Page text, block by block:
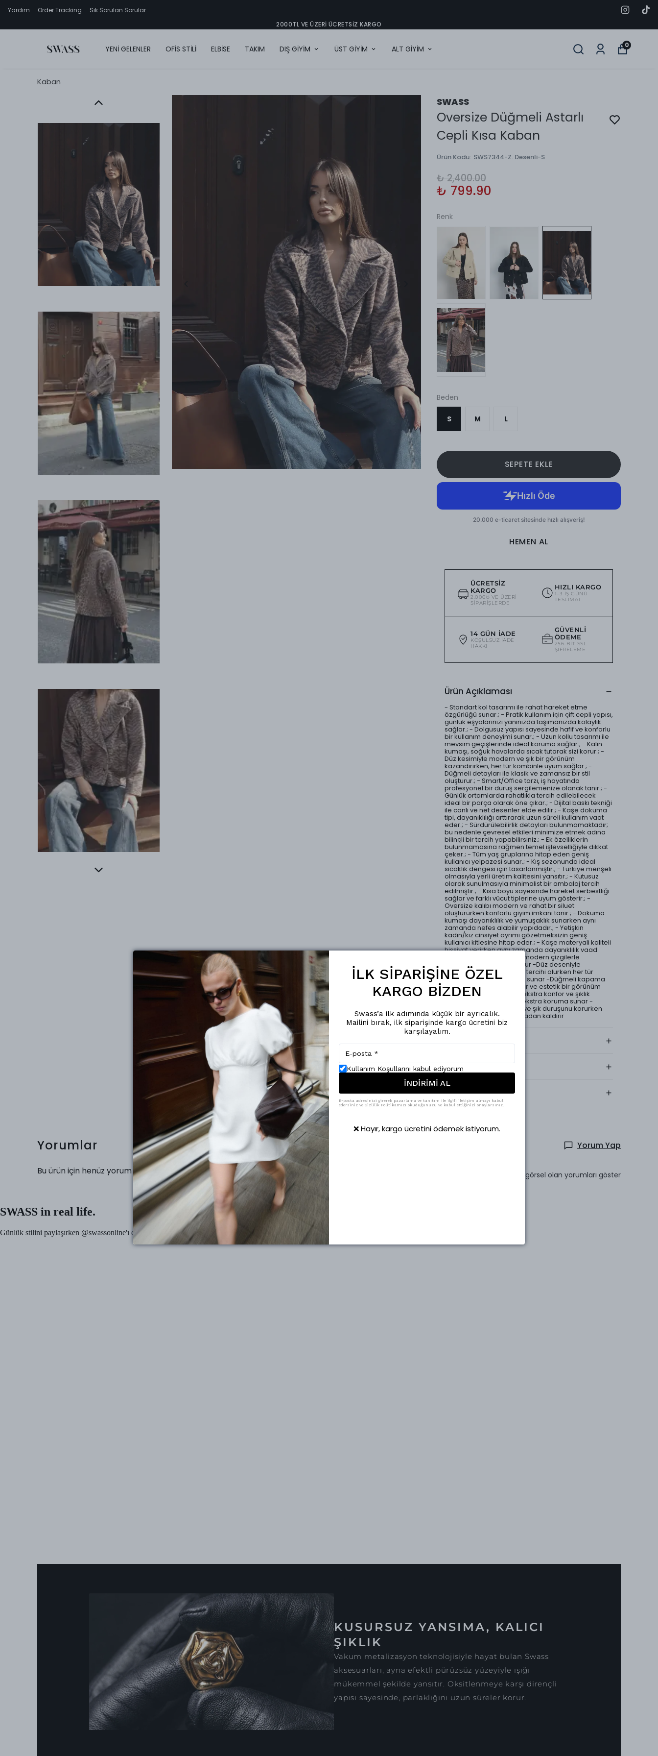
Yardım Order Tracking
Sık Sorulan Sorular
2000TL VE ÜZERI ÜCRETSIZ KARGO
YENİ GELENLER OFİS STİLİ ELBİSE TAKIM DIŞ GİYİM ÜST GİYİM ALT GİYİM 0
Kaban
SWASS
Oversize Düğmeli Astarlı
Cepli Kısa Kaban
Ürün Kodu: SWS7344-Z. Desenli-S
₺ 2,400.00
₺ 799.90
Renk
Beden
S M L
SEPETE EKLE
HEMEN AL
ÜCRETSIZ
KARGO
2.000₺ VE ÜZERI
SIPARIŞLERDE
HIZLI KARGO
1–3 IŞ GÜNÜ
TESLIMAT
14 GÜN İADE
KOŞULSUZ IADE
HAKKI
GÜVENLI
ÖDEME
256-BIT SSL
ŞIFRELEME
Ürün Açıklaması
- Standart kol tasarımı ile rahat hareket etme
özgürlüğü sunar.; - Pratik kullanım için çift cepli yapısı,
günlük eşyalarınızı yanınızda taşımanızda kolaylık
sağlar.; - Dolgusuz yapısı sayesinde hafif ve konforlu
bir kullanım deneyimi sunar.; - Uzun kollu tasarımı ile
mevsim geçişlerinde ideal koruma sağlar.; - Kalın
kumaşı, soğuk havalarda sıcak tutarak sizi korur.; -
Düz kesimiyle modern ve şık bir görünüm
kazandırırken, her tür kombinle uyum sağlar.; -
Düğmeli detayları ile klasik ve zamansız bir stil
oluşturur.; - Smart/Office tarzı, iş hayatında
profesyonel bir duruş sergilemenize olanak tanır.; -
Günlük ortamlarda rahatlıkla tercih edilebilecek
ideal bir parça olarak öne çıkar.; - Dijital baskı tekniği
ile canlı ve net desenler elde edilir.; - Kaşe dokuma
tipi, dayanıklılığı arttırarak uzun süreli kullanım vaat
eder.; - Sürdürülebilirlik detayları bulunmamaktadır;
bu nedenle çevresel etkileri minimize etmek adına
bilinçli bir tercih yapabilirsiniz.; - Ek özelliklerin
bulunmamasına rağmen temel işlevselliğiyle dikkat
çeker.; - Tüm yaş gruplarına hitap eden geniş
kullanıcı yelpazesi sunar.; - Kış sezonunda ideal
sıcaklık dengesi için tasarlanmıştır.; - Türkiye menşeli
olmasıyla yerli üretim kalitesini yansıtır.; - Kutusuz
olarak sunulmasıyla minimalist bir ambalaj tercih
edilmiştir.; - Kısa boyu sayesinde hareket serbestliği
sağlar ve farklı vücut tiplerine uyum gösterir.; -
Oversize kalıbı modern ve rahat bir siluet
oluştururken konforlu giyim imkanı tanır.; - Dokuma
kumaşı dayanıklılık ve yumuşaklık sunarken aynı
zamanda nefes alabilir yapıdadır.; - Yetişkin
kadın/kız cinsiyet ayrımı gözetmeksizin geniş
kullanıcı kitlesine hitap eder.; - Kaşe materyali kaliteli
hissiyat verirken aynı zamanda dayanıklılık vaad
eder.; -Kruvaze yaka tipi modern çizgilerle
klasikleşmiş tarzı buluşturur -Düz deseniyle
sadelikten yana olanların tercihi olurken her tür
giysiyle kombinlenebilirlik sunar -Düğmeli kapama
şekli pratik kullanım sağlar ve estetik bir görünüm
kazandırır -Astarlı yapısı ekstra konfor ve şıklık
katarken aynı zamanda ekstra koruma sunar -
Kemersiz yapısıyla sade ve şık duruşunu korurken
aksesuar ihtiyacını da ortadan kaldırır
Kargo & Teslimat
Yıkama Talimatı
Kumaş İçeriği
Yorumlar Yorum Yap
Bu ürün için henüz yorum yapılmamış. Sadece görsel olan yorumları göster
KUSURSUZ YANSIMA, KALICI
ŞIKLIK
Vakum metalizasyon teknolojisiyle hayat bulan Swass
aksesuarları, ayna efektli pürüzsüz yüzeyiyle ışığı
mükemmel şekilde yansıtır. Oksitlenmeye karşı dirençli
yapısı sayesinde, parlaklığını uzun süreler korur.
İLK SİPARİŞİNE ÖZEL
KARGO BİZDEN
Swass’a ilk adımında küçük bir ayrıcalık.
Mailini bırak, ilk siparişinde kargo ücretini biz
karşılayalım.
Kullanım Koşullarını kabul ediyorum
İNDİRİMİ AL
E-posta adresinizi girerek pazarlama ve tanıtım ile ilgili iletişim almayı kabul
edersiniz ve Gizlilik Politikamızı okuduğunuzu ve kabul ettiğinizi onaylarsınız.
❌ Hayır, kargo ücretini ödemek istiyorum.